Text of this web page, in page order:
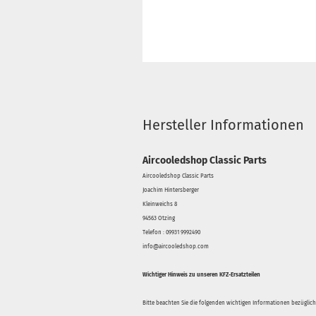
Hersteller Informationen
Aircooledshop Classic Parts
Aircooledshop Classic Parts
Joachim Hintersberger
Kleinweichs 8
94563 Otzing
Telefon : 09931 9992490
info@aircooledshop.com
Wichtiger Hinweis zu unseren KFZ-Ersatzteilen
Bitte beachten Sie die folgenden wichtigen Informationen bezüglich